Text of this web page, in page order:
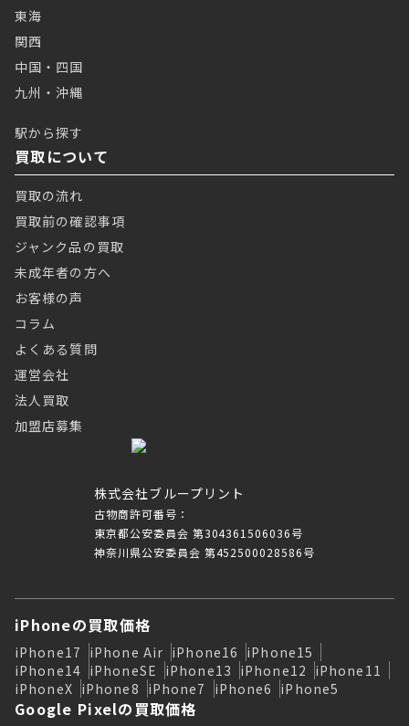
株式会社ブループリント
古物商許可番号：
東京都公安委員会 第304361506036号
神奈川県公安委員会 第452500028586号
東海
関西
中国・四国
九州・沖縄
駅から探す
買取について
買取の流れ
買取前の確認事項
ジャンク品の買取
未成年者の方へ
お客様の声
コラム
よくある質問
運営会社
法人買取
加盟店募集
iPhoneの買取価格
iPhone17 iPhone Air iPhone16 iPhone15
iPhone14 iPhoneSE iPhone13 iPhone12 iPhone11
iPhoneX iPhone8 iPhone7 iPhone6 iPhone5
Google Pixelの買取価格